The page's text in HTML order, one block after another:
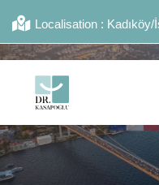
Localisation : Kadıköy/